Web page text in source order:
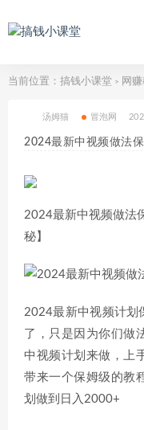
当前位置： 搞钱小课堂 > 网
汤姆猫 冒泡网
2024最新中视频做法
2024最新中视频做法
秘】
2024最新中视频计划
了，只是因为你们做
中视频计划来做，上
带来一个保姆级的教
划做到日入2000+